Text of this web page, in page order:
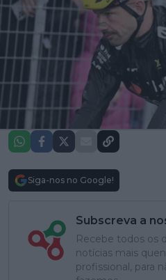
Siga-nos no Google!
Subscreva a
Recebe todos os
notícias mais
profissional, para